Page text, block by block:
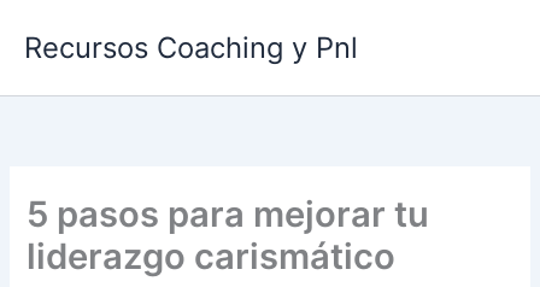
Recursos Coaching y Pnl
5 pasos para mejorar tu
liderazgo carismático